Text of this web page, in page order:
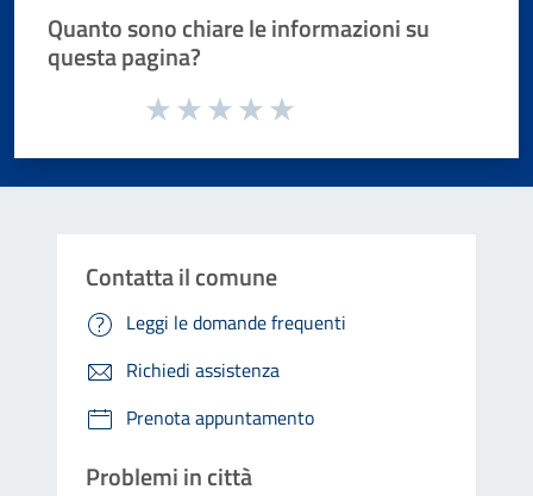
Quanto sono chiare le informazioni su
questa pagina?
Valuta da 1 a 5 stelle la pagina
Contatta il comune
Leggi le domande frequenti
Richiedi assistenza
Prenota appuntamento
Problemi in città